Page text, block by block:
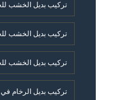
تركيب بديل الخشب
تركيب بديل الخشب
تركيب بديل الخشب
تركيب بديل الرخام في